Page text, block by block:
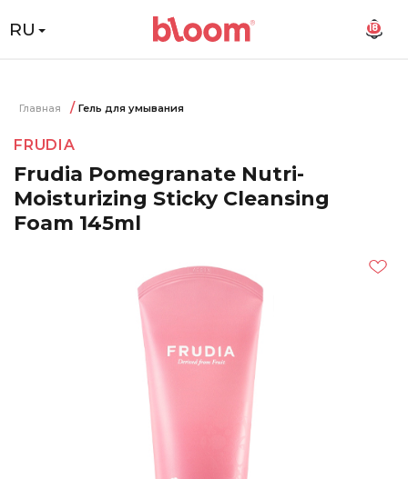
RU 18
Главная Гель для умывания
FRUDIA
Frudia Pomegranate Nutri-
Moisturizing Sticky Cleansing
Foam 145ml